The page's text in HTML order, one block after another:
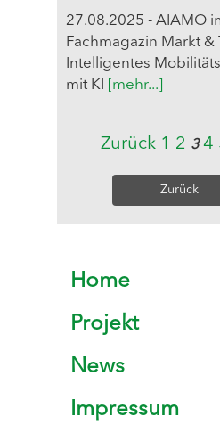
27.08.2025 - AIAMO
Fachmagazin Markt &
Intelligentes
mit KI
[mehr...]
Zurück 1 2 3 4
Zurück
Home
Projekt
News
Impressum